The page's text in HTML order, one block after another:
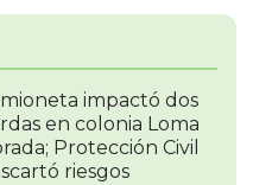
impactó dos
en colonia Loma
Protección Civil
riesgos